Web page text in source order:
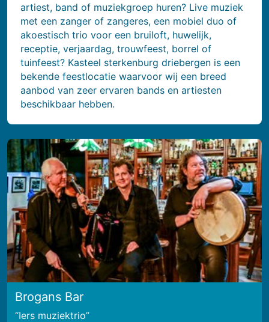
artiest, band of muziekgroep huren? Live muziek
met een zanger of zangeres, een mobiel duo of
akoestisch trio voor een bruiloft, huwelijk,
receptie, verjaardag, trouwfeest, borrel of
tuinfeest? Kasteel sterkenburg driebergen is een
bekende feestlocatie waarvoor wij een breed
aanbod van zeer ervaren bands en artiesten
beschikbaar hebben.
Brogans Bar
Iers muziektrio